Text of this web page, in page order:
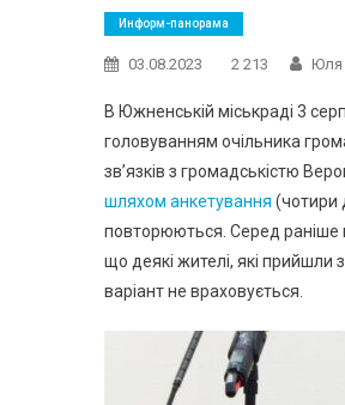
Информ-панорама
03.08.2023 2 213 Юля
В Южненській міськраді 3
головуванням очільника
зв’язків з громадськістю
шляхом анкетування (чотири
повторюються. Серед раніше
що деякі жителі, які
варіант не враховується.